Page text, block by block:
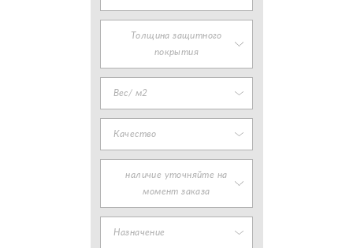
Толщина защитного
покрытия
Вес/ м2
Качество
наличие уточняйте на
момент заказа
Назначение